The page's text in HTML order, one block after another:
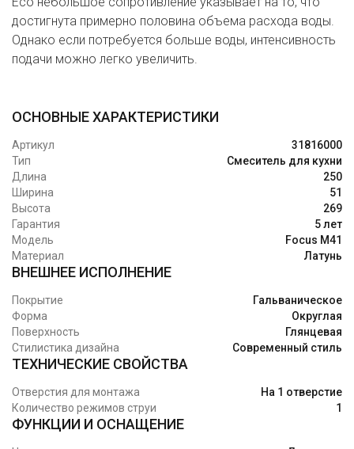
достигнута примерно половина объема расхода воды.
Однако если потребуется больше воды, интенсивность
подачи можно легко увеличить.
ОСНОВНЫЕ ХАРАКТЕРИСТИКИ
Артикул
31816000
Тип
Смеситель для кухни
Длина
250
Ширина
51
Высота
269
Гарантия
5 лет
Модель
Focus M41
Материал
Латунь
ВНЕШНЕЕ ИСПОЛНЕНИЕ
Покрытие
Гальваническое
Форма
Округлая
Поверхность
Глянцевая
Стилистика дизайна
Современный стиль
ТЕХНИЧЕСКИЕ СВОЙСТВА
Отверстия для монтажа
На 1 отверстие
Количество режимов струи
1
ФУНКЦИИ И ОСНАЩЕНИЕ